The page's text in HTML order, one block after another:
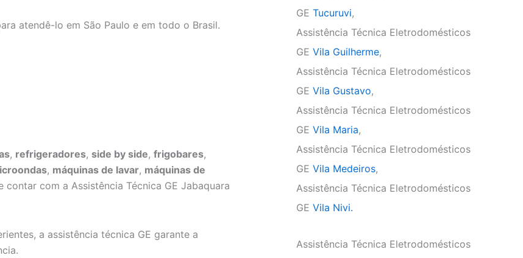
atendê-lo em São Paulo e em todo o Brasil.
, refrigeradores, side by side, frigobares,
, máquinas de lavar, máquinas de
contar com a Assistência Técnica GE Jabaquara
a assistência técnica GE garante a
GE Tucuruvi,
Assistência Técnica Eletrodomésticos
GE Vila Guilherme,
Assistência Técnica Eletrodomésticos
GE Vila Gustavo,
Assistência Técnica Eletrodomésticos
GE Vila Maria,
Assistência Técnica Eletrodomésticos
GE Vila Medeiros,
Assistência Técnica Eletrodomésticos
GE Vila Nivi.
Assistência Técnica Eletrodomésticos